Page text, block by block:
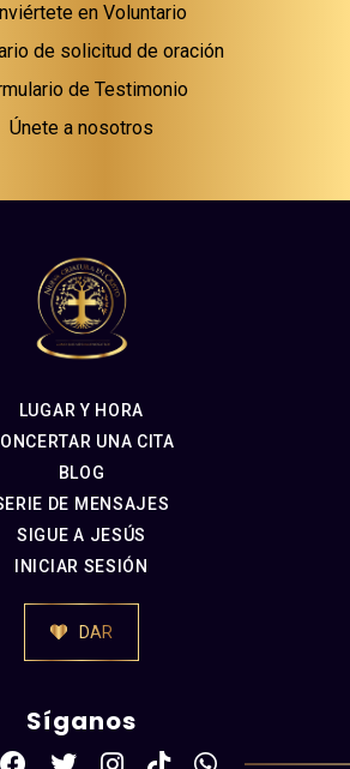
en Voluntario
de solicitud de oración
de Testimonio
Únete a nosotros
LUGAR Y HORA
UNA CITA
BLOG
DE MENSAJES
SIGUE A JESÚS
INICIAR SESIÓN
DAR
Síganos